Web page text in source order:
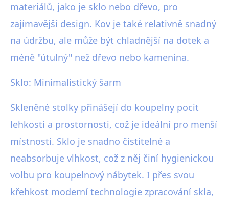
materiálů, jako je sklo nebo dřevo, pro
zajímavější design. Kov je také relativně snadný
na údržbu, ale může být chladnější na dotek a
méně "útulný" než dřevo nebo kamenina.
Sklo: Minimalistický šarm
Skleněné stolky přinášejí do koupelny pocit
lehkosti a prostornosti, což je ideální pro menší
místnosti. Sklo je snadno čistitelné a
neabsorbuje vlhkost, což z něj činí hygienickou
volbu pro koupelnový nábytek. I přes svou
křehkost moderní technologie zpracování skla,